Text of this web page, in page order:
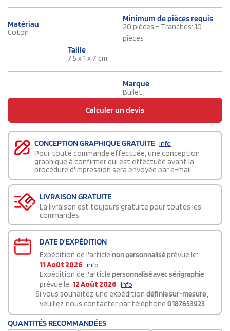
Matériau
Coton
Minimum de pièces requis
20 pièces - Tranches: 10
pièces
Taille
7,5 x 1 x 7 cm
Marque
Bullet
Calculer un devis
CONCEPTION GRAPHIQUE GRATUITE info
Pour toute commande effectuée, une conception
graphique à confirmer qui est effectuée avant la
procédure d'impression sera envoyée par e-mail.
LIVRAISON GRATUITE
La livraison est toujours gratuite pour toutes les
commandes
DATE D'EXPÉDITION
Expédition de l'article non personnaliséprévue le:
11 Août 2026 info
Expédition de l'article personnalisé avec sérigraphie
prévue le: 12 Août 2026 info
Si vous souhaitez une expédition définie sur-mesure,
veuillez nous contacter par téléphone 0187653923
QUANTITÉS RECOMMANDÉES